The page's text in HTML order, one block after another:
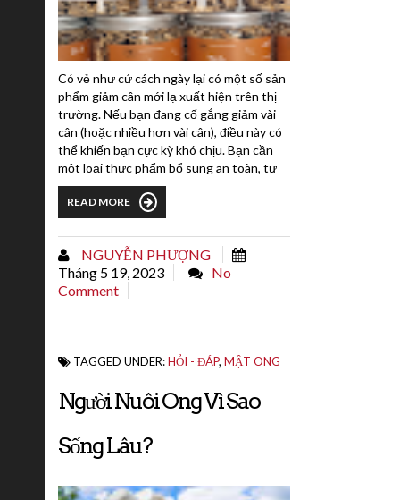
Có vẻ như cứ cách ngày lại có một số sản
phẩm giảm cân mới lạ xuất hiện trên thị
trường. Nếu bạn đang cố gắng giảm vài
cân (hoặc nhiều hơn vài cân), điều này có
thể khiến bạn cực kỳ khó chịu. Bạn cần
một loại thực phẩm bổ sung an toàn, tự
nhiên và hiệu quả.Một trong những chủ
đề nhận được nhiều sự quan tâm nhất
thời gian gần đây là trà mãng cầu xiêm –
thức uống được làm từ lá hoặc trái của
chúng.Nhiều blogger về sức khỏe...
READ MORE
NGUYỄN PHƯỢNG
Tháng 5 19, 2023
No
Comment
TAGGED UNDER:HỎI - ĐÁP, MẬT ONG
Người Nuôi Ong Vì Sao
Sống Lâu?